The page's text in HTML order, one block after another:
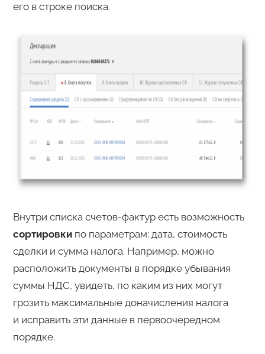
его в строке поиска.
Внутри списка счетов-фактур есть возможность
сортировкипо параметрам: дата, стоимость
сделки и сумма налога. Например, можно
расположить документы в порядке убывания
суммы НДС, увидеть, по каким из них могут
грозить максимальные доначисления налога
и исправить эти данные в первоочередном
порядке.